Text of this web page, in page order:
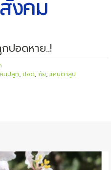
ปอดหาย..!
คนปลูก, ปอด, ภัย, แคนตาลูป